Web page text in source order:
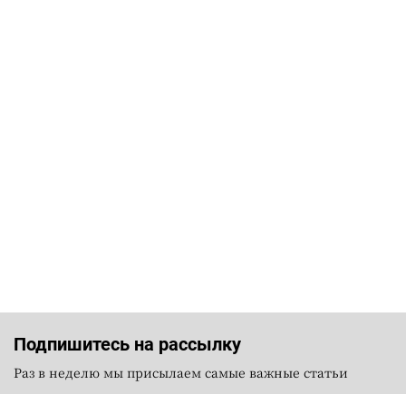
Подпишитесь на рассылку
Раз в неделю мы присылаем самые важные статьи